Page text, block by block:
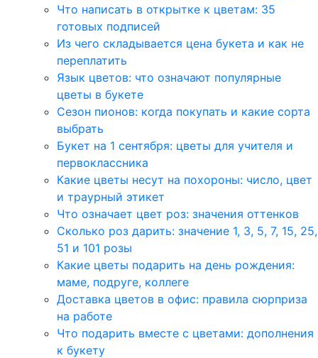
Что написать в открытке к цветам: 35
готовых подписей
Из чего складывается цена букета и как не
переплатить
Язык цветов: что означают популярные
цветы в букете
Сезон пионов: когда покупать и какие сорта
выбрать
Букет на 1 сентября: цветы для учителя и
первоклассника
Какие цветы несут на похороны: число, цвет
и траурный этикет
Что означает цвет роз: значения оттенков
Сколько роз дарить: значение 1, 3, 5, 7, 15, 25,
51 и 101 розы
Какие цветы подарить на день рождения:
маме, подруге, коллеге
Доставка цветов в офис: правила сюрприза
на работе
Что подарить вместе с цветами: дополнения
к букету